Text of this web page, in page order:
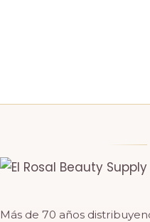
Más de 70 años